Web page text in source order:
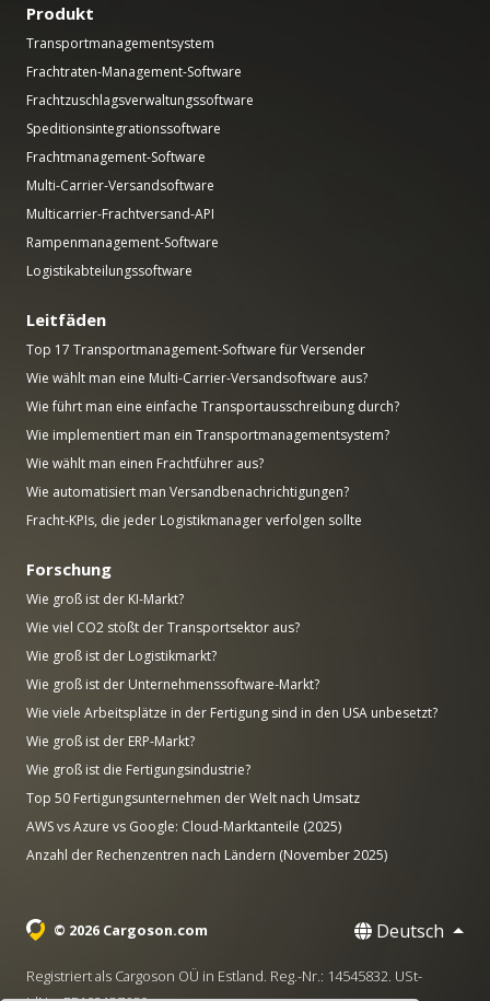
Produkt
Transportmanagementsystem
Frachtraten-Management-Software
Frachtzuschlagsverwaltungssoftware
Speditionsintegrationssoftware
Frachtmanagement-Software
Multi-Carrier-Versandsoftware
Multicarrier-Frachtversand-API
Rampenmanagement-Software
Logistikabteilungssoftware
Leitfäden
Top 17 Transportmanagement-Software für Versender
Wie wählt man eine Multi-Carrier-Versandsoftware aus?
Wie führt man eine einfache Transportausschreibung durch?
Wie implementiert man ein Transportmanagementsystem?
Wie wählt man einen Frachtführer aus?
Wie automatisiert man Versandbenachrichtigungen?
Fracht-KPIs, die jeder Logistikmanager verfolgen sollte
Forschung
Wie groß ist der KI-Markt?
Wie viel CO2 stößt der Transportsektor aus?
Wie groß ist der Logistikmarkt?
Wie groß ist der Unternehmenssoftware-Markt?
Wie viele Arbeitsplätze in der Fertigung sind in den USA unbesetzt?
Wie groß ist der ERP-Markt?
Wie groß ist die Fertigungsindustrie?
Top 50 Fertigungsunternehmen der Welt nach Umsatz
AWS vs Azure vs Google: Cloud-Marktanteile (2025)
Anzahl der Rechenzentren nach Ländern (November 2025)
© 2026 Cargoson.com Deutsch
Registriert als Cargoson OÜ in Estland. Reg.-Nr.: 14545832. USt-